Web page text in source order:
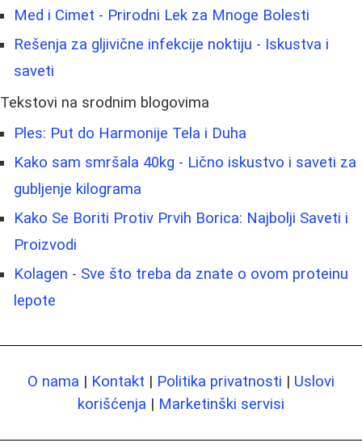
Med i Cimet - Prirodni Lek za Mnoge Bolesti
Rešenja za gljivične infekcije noktiju - Iskustva i
saveti
Tekstovi na srodnim blogovima
Ples: Put do Harmonije Tela i Duha
Kako sam smršala 40kg - Lično iskustvo i saveti za
gubljenje kilograma
Kako Se Boriti Protiv Prvih Borica: Najbolji Saveti i
Proizvodi
Kolagen - Sve što treba da znate o ovom proteinu
lepote
O nama | Kontakt | Politika privatnosti | Uslovi
korišćenja | Marketinški servisi